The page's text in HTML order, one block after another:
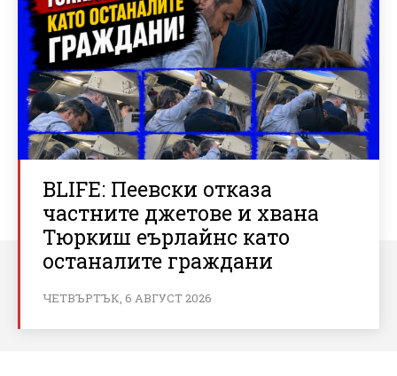
BLIFE: Пеевски отказа
частните джетове и хвана
Тюркиш еърлайнс като
останалите граждани
ЧЕТВЪРТЪК, 6 АВГУСТ 2026